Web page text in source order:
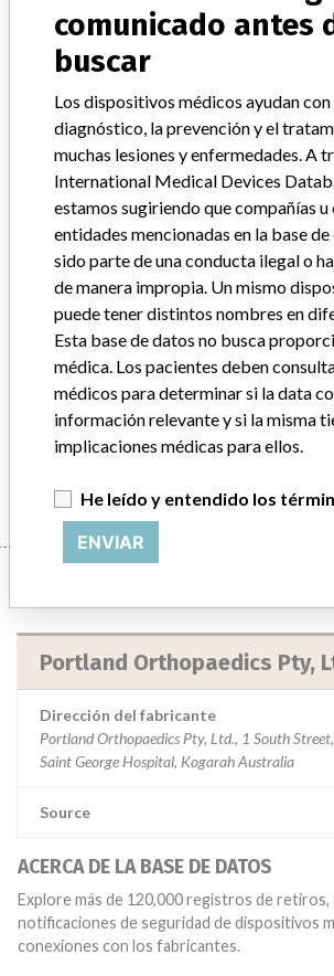
Device Recall Margron DTC
Replacement System.
Clasificación del producto
¿Implante?
Distribución
Descripción del producto
Margron DTC Hip Replacement System;
module ZZ7, sterile, Portland Orthopaedics Inc.,
2-731-008. Product is used for Orthopedic
Portland Orthopaedics Pty,
Dirección del fabricante
Portland Orthopaedics Pty, Ltd., 1 South
Saint George Hospital, Kogarah Australia
Source
ACERCA DE LA BASE DE DATOS
Explore más de 120,000 registros de retiros,
notificaciones de seguridad de dispositivos
conexiones con los fabricantes.
comunicado antes
buscar
Los dispositivos médicos ayudan con
diagnóstico, la prevención y el
muchas lesiones y enfermedades. A
International Medical Devices
estamos sugiriendo que compañías u
entidades mencionadas en la base
sido parte de una conducta ilegal o
de manera impropia. Un mismo
puede tener distintos nombres en
Esta base de datos no busca
médica. Los pacientes deben
médicos para determinar si la data
información relevante y si la misma
implicaciones médicas para ellos.
He leído y entendido los
ENVIAR